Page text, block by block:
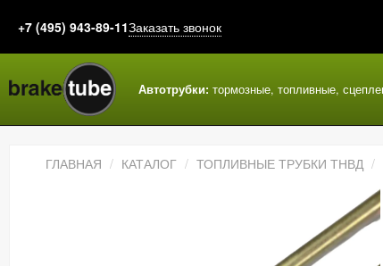
+7 (495) 943-89-11Заказать звонок
Автотрубки: тормозные, топливные,
ГЛАВНАЯ КАТАЛОГ ТОПЛИВНЫЕ ТРУБКИ ТНВД